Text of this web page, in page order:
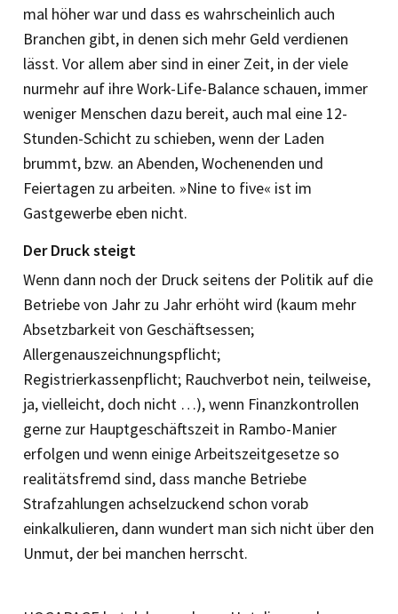
mal höher war und dass es wahrscheinlich auch
Branchen gibt, in denen sich mehr Geld verdienen
lässt. Vor allem aber sind in einer Zeit, in der viele
nurmehr auf ihre Work-Life-Balance schauen, immer
weniger Menschen dazu bereit, auch mal eine 12-
Stunden-Schicht zu schieben, wenn der Laden
brummt, bzw. an Abenden, Wochenenden und
Feiertagen zu arbeiten. »Nine to five« ist im
Gastgewerbe eben nicht.
Der Druck steigt
Wenn dann noch der Druck seitens der Politik auf die
Betriebe von Jahr zu Jahr erhöht wird (kaum mehr
Absetzbarkeit von Geschäftsessen;
Allergenauszeichnungspflicht;
Registrierkassenpflicht; Rauchverbot nein, teilweise,
ja, vielleicht, doch nicht …), wenn Finanzkontrollen
gerne zur Hauptgeschäftszeit in Rambo-Manier
erfolgen und wenn einige Arbeitszeitgesetze so
realitätsfremd sind, dass manche Betriebe
Strafzahlungen achselzuckend schon vorab
einkalkulieren, dann wundert man sich nicht über den
Unmut, der bei manchen herrscht.